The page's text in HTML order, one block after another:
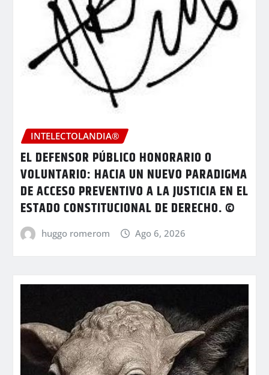
INTELECTOLANDIA®
EL DEFENSOR PÚBLICO HONORARIO O
VOLUNTARIO: HACIA UN NUEVO PARADIGMA
DE ACCESO PREVENTIVO A LA JUSTICIA EN EL
ESTADO CONSTITUCIONAL DE DERECHO. ©
huggo romerom Ago 6, 2026